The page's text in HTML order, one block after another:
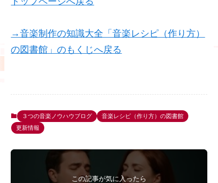
→音楽制作の知識大全「音楽レシピ（作り方）
の図書館」のもくじへ戻る
３つの音楽ノウハウブログ
音楽レシピ（作り方）の図書館
更新情報
この記事が気に入ったら